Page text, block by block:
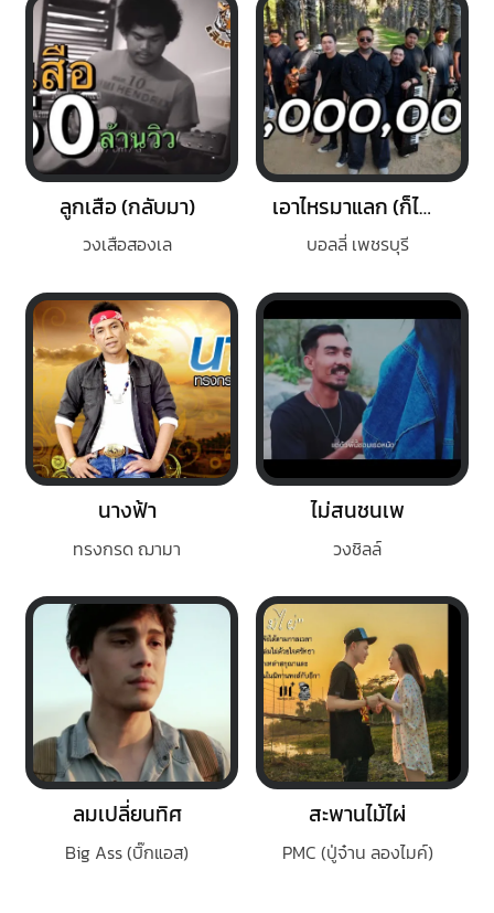
ลูกเสือ (กลับมา)
วงเสือสองเล
เอาไหรมาแลก (ก็ไม่ยอม)
บอลลี่ เพชรบุรี
นางฟ้า
ทรงกรด ฌามา
ไม่สนชนเพ
วงชิลล์
ลมเปลี่ยนทิศ
Big Ass (บิ๊กแอส)
สะพานไม้ไผ่
PMC (ปู่จ๋าน ลองไมค์)